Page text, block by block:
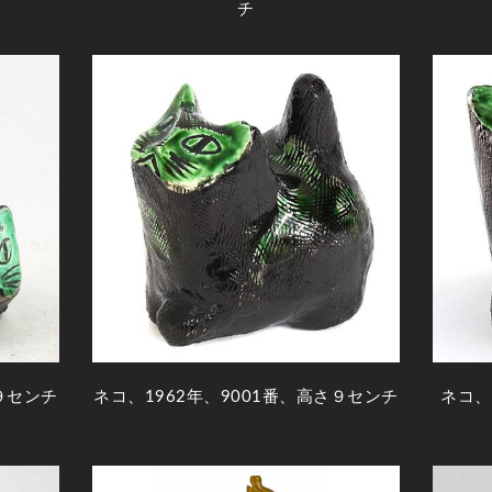
チ
センチ ネコ、1962年、9001番、高さ９センチ ネコ